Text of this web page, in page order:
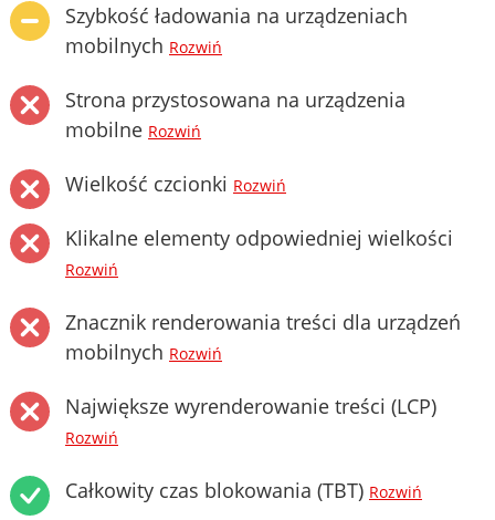
Szybkość ładowania na urządzeniach
mobilnych Rozwiń
Strona przystosowana na urządzenia
mobilne Rozwiń
Wielkość czcionki Rozwiń
Klikalne elementy odpowiedniej wielkości
Rozwiń
Znacznik renderowania treści dla urządzeń
mobilnych Rozwiń
Największe wyrenderowanie treści (LCP)
Rozwiń
Całkowity czas blokowania (TBT) Rozwiń